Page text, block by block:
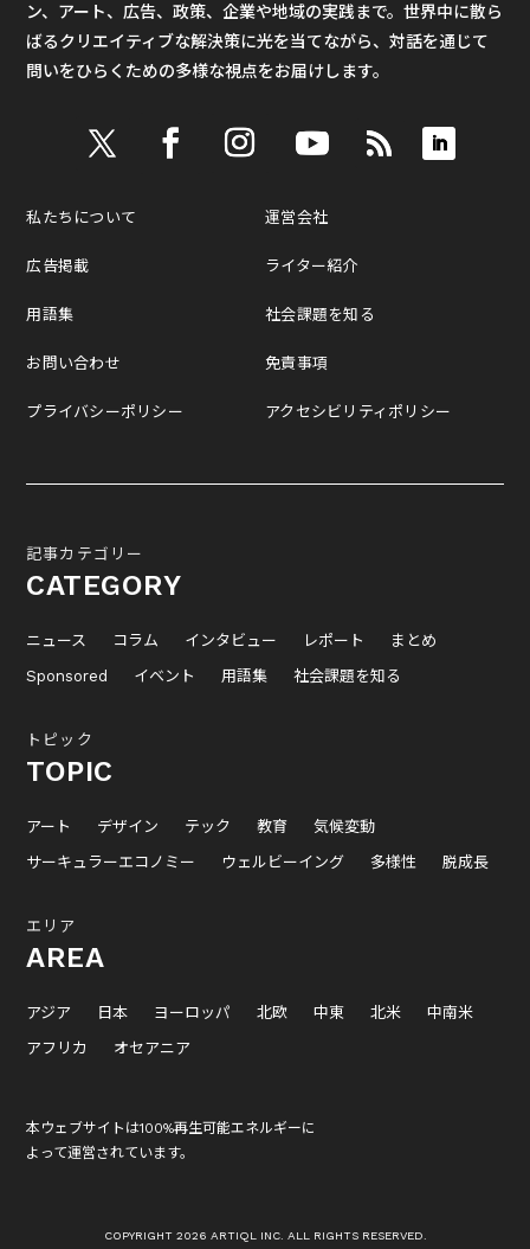
ン、アート、広告、政策、企業や地域の実践まで。世界中に散ら
ばるクリエイティブな解決策に光を当てながら、対話を通じて
問いをひらくための多様な視点をお届けします。
私たちについて
広告掲載
用語集
お問い合わせ
プライバシーポリシー
運営会社
ライター紹介
社会課題を知る
免責事項
アクセシビリティポリシー
記事カテゴリー
CATEGORY
ニュース コラム インタビュー レポート
まとめ
Sponsored
イベント 用語集 社会課題を知る
トピック
TOPIC
アート デザイン テック 教育
気候変動
サーキュラーエコノミー
ウェルビーイング 多様性 脱成長
エリア
AREA
アジア 日本 ヨーロッパ 北欧 中東 北米
中南米
アフリカ
オセアニア
本ウェブサイトは100%再生可能エネルギーに
よって運営されています。
COPYRIGHT 2026 ARTIQL INC. ALL RIGHTS RESERVED.